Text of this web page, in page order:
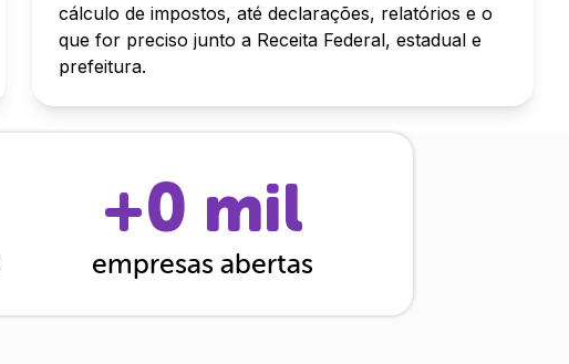
cálculo de impostos, até declarações, relatórios e o
que for preciso junto a Receita Federal, estadual e
prefeitura.
+0 mil
empresas abertas